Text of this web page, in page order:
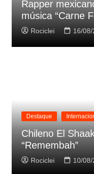
Rapper
música “Carne
Rociclei 16/
Destaque
Chileno El
“Remembah”
Rociclei 10/